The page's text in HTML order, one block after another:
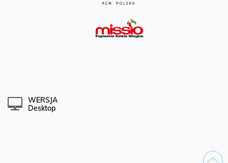
WERSJA
Desktop